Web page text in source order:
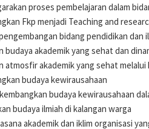
proses pembelajaran dalam
Fkp menjadi Teaching and
bidang pendidikan
budaya akademik yang sehat dan
atmosfir akademik yang sehat
budaya kewirausahaan
budaya kewirausahaan
budaya ilmiah di kalangan warga
akademik dan iklim organisasi